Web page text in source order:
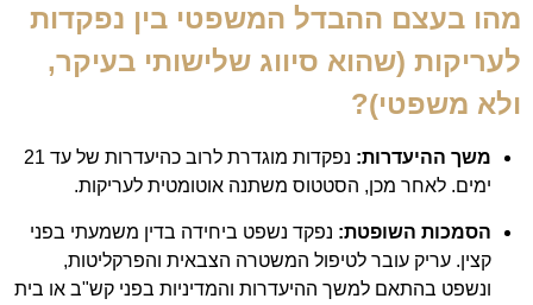
מהו בעצם ההבדל המשפטי בין נפקדות
לעריקות (שהוא סיווג שלישותי בעיקר,
ולא משפטי)?
משך ההיעדרות:
נפקדות מוגדרת לרוב כהיעדרות של עד 21
ימים. לאחר מכן, הסטטוס משתנה אוטומטית לעריקות.
הסמכות השופטת: נפקד נשפט ביחידה בדין משמעתי בפני
קצין. עריק עובר לטיפול המשטרה הצבאית והפרקליטות,
ונשפט בהתאם למשך ההיעדרות והמדיניות בפני קש"ב או בית